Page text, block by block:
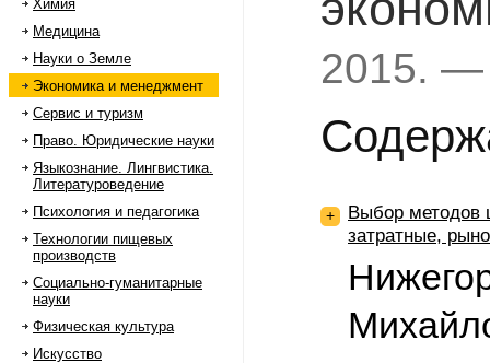
Химия
Медицина
Науки о Земле
Экономика и менеджмент
Сервис и туризм
Право. Юридические науки
Языкознание. Лингвистика.
Литературоведение
Психология и педагогика
Технологии пищевых
производств
Социально-гуманитарные
науки
Физическая культура
Искусство
2015. —
+
Выбор методов
затратные,